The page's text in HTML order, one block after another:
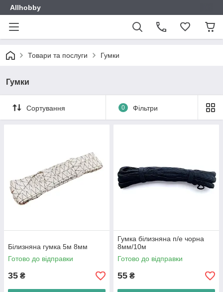
Allhobby
Товари та послуги Гумки
Гумки
Сортування 0 Фільтри
Білизняна гумка 5м 8мм
Готово до відправки
35 ₴
Гумка білизняна п/е чорна
8мм/10м
Готово до відправки
55 ₴